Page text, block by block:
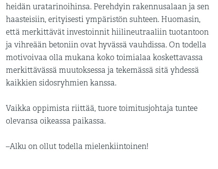
heidän uratarinoihinsa. Perehdyin rakennusalaan ja sen
haasteisiin, erityisesti ympäristön suhteen. Huomasin,
että merkittävät investoinnit hiilineutraaliin tuotantoon
ja vihreään betoniin ovat hyvässä vauhdissa. On todella
motivoivaa olla mukana koko toimialaa koskettavassa
merkittävässä muutoksessa ja tekemässä sitä yhdessä
kaikkien sidosryhmien kanssa.
Vaikka oppimista riittää, tuore toimitusjohtaja tuntee
olevansa oikeassa paikassa.
–Alku on ollut todella mielenkiintoinen!